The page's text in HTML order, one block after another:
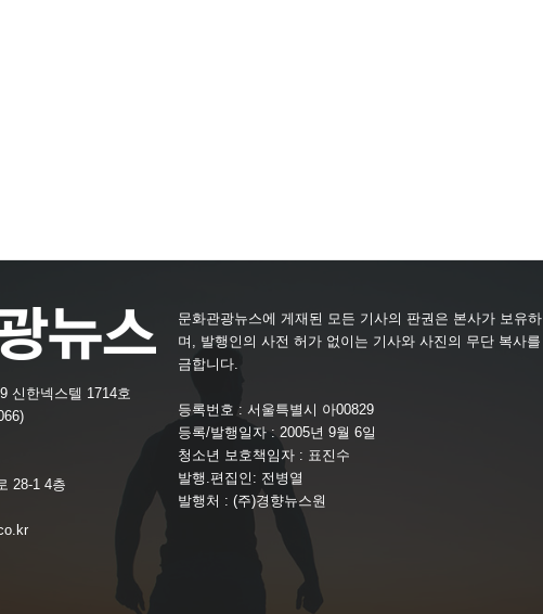
신한넥스텔 1714호
28-1 4층
문화관광뉴스에 게재된 모든 기사의 판권은 본사가 보유하
며, 발행인의 사전 허가 없이는 기사와 사진의 무단 복사를
금합니다.
등록번호 : 서울특별시 아00829
등록/발행일자 : 2005년 9월 6일
청소년 보호책임자 : 표진수
발행.편집인: 전병열
발행처 : (주)경향뉴스원